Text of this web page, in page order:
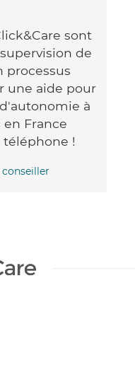
sont
de
processus
une aide pour
à
France
!